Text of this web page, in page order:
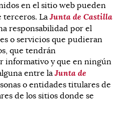
en el sitio web pueden
terceros. LaJunta de Castilla
responsabilidad por el
o servicios que pudieran
que tendrán
informativo y que en ningún
entre la Junta de
o entidades titulares de
de los sitios donde se